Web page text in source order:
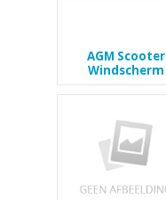
AGM Scooter
Windscherm